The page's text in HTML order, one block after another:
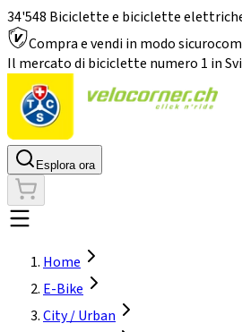
34'548 Biciclette e biciclette
Compra e vendi in modo sicuro
Il mercato di biciclette numero 1 in
Esplora ora
Home
E-Bike
City / Urban